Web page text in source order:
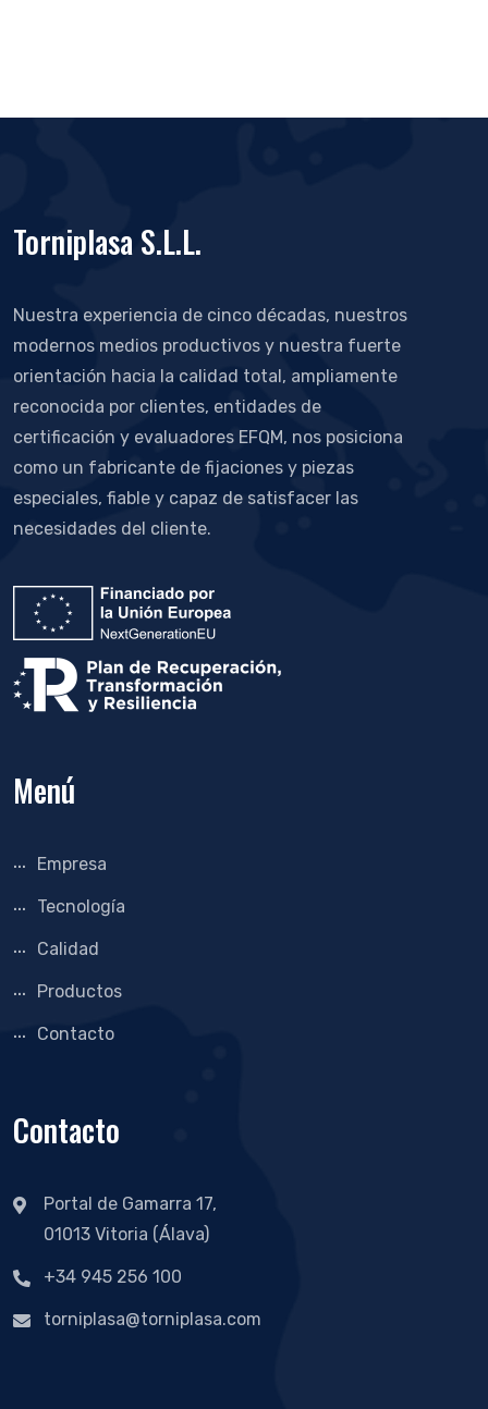
Torniplasa S.L.L.
Nuestra experiencia de cinco décadas, nuestros
modernos medios productivos y nuestra fuerte
orientación hacia la calidad total, ampliamente
reconocida por clientes, entidades de
certificación y evaluadores EFQM, nos posiciona
como un fabricante de fijaciones y piezas
especiales, fiable y capaz de satisfacer las
necesidades del cliente.
Menú
Empresa
Tecnología
Calidad
Productos
Contacto
Contacto
Portal de Gamarra 17,
01013 Vitoria (Álava)
+34 945 256 100
torniplasa@torniplasa.com